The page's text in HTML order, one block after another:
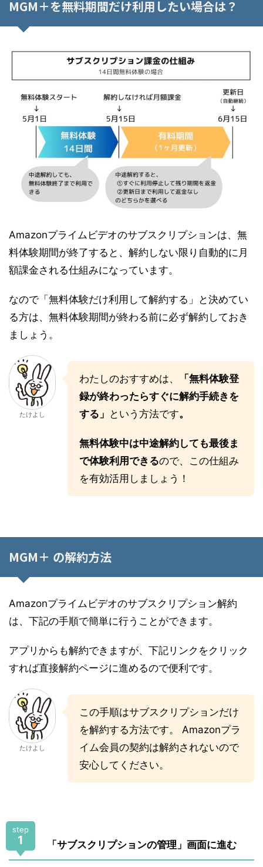
MGM＋を無料期間だけ利用したい場合は？
Amazonプライムビデオのサブスクリプションは、無
料体験期間が終了すると、解約しない限り自動的に月
額課金される仕組みになっています。
なので「無料体験だけ利用して解約する」と決めてい
る方は、無料体験期間が終わる前に必ず解約しておき
ましょう。
たけよし
わたしのおすすめは、
「無料体験登
録が終わったらすぐに解約手続きを
する」 という方法です。
無料体験中は中途解約しても最後ま
で体験利用できるので、この仕組み
を有効活用しましょう！
MGM＋ の解約方法
Amazonプライムビデオのサブスクリプション解約
は、下記の手順で簡単に行うことができます。
アプリからも解約できますが、下記リンクをクリック
すれば直接解約ページに進めるので便利です。
たけよし
この手順はサブスクリプションだけ
を解約する方法です。 Amazonプラ
イム会員の契約は解約されないので
安心してください。
step
1 「サブスクリプションの管理」画面に進む